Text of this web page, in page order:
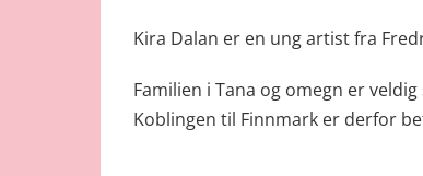
Kira Dalan er en ung artist fra
Familien i Tana og omegn er
Koblingen til Finnmark er derfor